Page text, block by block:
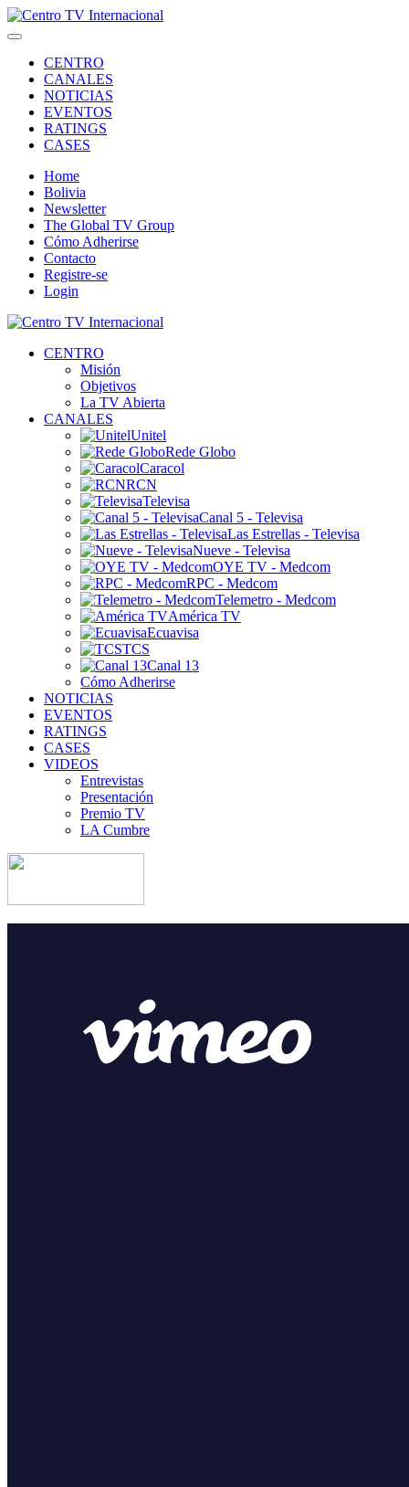
CENTRO
CANALES
NOTICIAS
EVENTOS
RATINGS
CASES
Home
Bolivia
Newsletter
The Global TV Group
Cómo Adherirse
Contacto
Registre-se
Login
CENTRO
Misión
Objetivos
La TV Abierta
CANALES
Unitel
Rede Globo
Caracol
RCN
Televisa
Canal 5 - Televisa
Las Estrellas - Televisa
Nueve - Televisa
OYE TV - Medcom
RPC - Medcom
Telemetro - Medcom
América TV
Ecuavisa
TCS
Canal 13
Cómo Adherirse
NOTICIAS
EVENTOS
RATINGS
CASES
VIDEOS
Entrevistas
Presentación
Premio TV
LA Cumbre